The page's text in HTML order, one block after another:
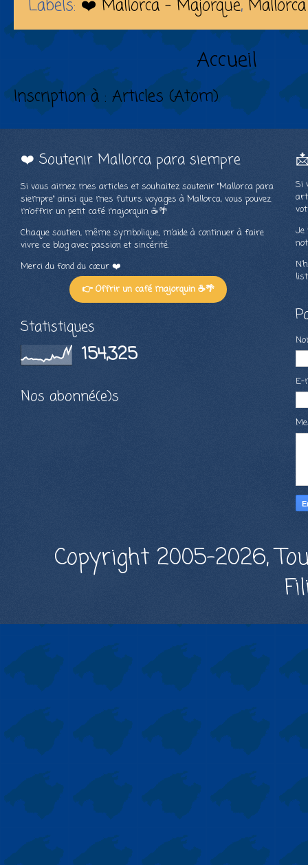
Labels: ❤️ Mallorca - Majorque,
Accueil
Inscription à : Articles (Atom)
❤️ Soutenir Mallorca para siempre
Si vous aimez mes articles et souhaitez soutenir "Mallorca para
siempre" ainsi que mes futurs voyages à Mallorca, vous pouvez
m’offrir un petit café majorquin ☕🌴
Chaque soutien, même symbolique, m’aide à continuer à faire
vivre ce blog avec passion et sincérité.
Merci du fond du cœur ❤️
👉 Offrir un café majorquin ☕🌴
Statistiques
154,325
Nos abonné(e)s
Si
Je
Copyright 2005-2026,